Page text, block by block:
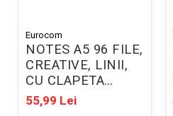
Eurocom
NOTES A5 96 FILE,
CREATIVE, LINII,
CU CLAPETA
778062
55,99 Lei